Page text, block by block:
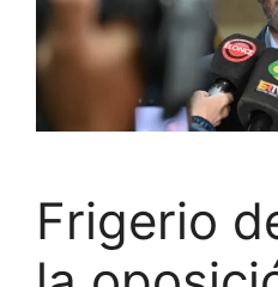
Frigerio